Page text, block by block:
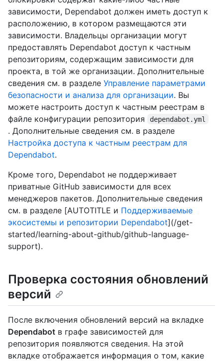
зависимости, Dependabot должен иметь доступ к
расположению, в котором размещаются эти
зависимости. Владельцы организации могут
предоставлять Dependabot доступ к частным
репозиториям, содержащим зависимости для
проекта, в той же организации. Дополнительные
сведения см. в разделе Управление параметрами
безопасности и анализа для организации. Вы
можете настроить доступ к частным реестрам в
файле конфигурации репозитория
dependabot.yml
. Дополнительные сведения см. в разделе
Настройка доступа к частным реестрам для
Dependabot.
Кроме того, Dependabot не поддерживает
приватные GitHub зависимости для всех
менеджеров пакетов. Дополнительные сведения
см. в разделе [AUTOTITLE и Поддерживаемые
экосистемы и репозитории Dependabot](/get-
started/learning-about-github/github-language-
support).
Проверка состояния обновлений
версий
После включения обновлений версий на вкладке
Dependabot в графе зависимостей для
репозитория появляются сведения. На этой
вкладке отображается информация о том, какие